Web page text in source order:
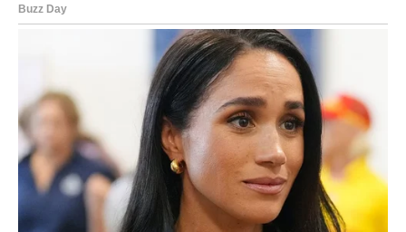
koja mu otvara novo poglavlje
, poslovna ili životna, koja mu vraća osećaj
novo okruženje
, novi ljudi, nova dinamika koja mu kaže:
“Evo, život ide dalje – i može biti lep.”
Strelac počinje da shvata da prošlost nije lanac – već
lekcija. I kada Strelac shvati lekciju, on više ne stoji u